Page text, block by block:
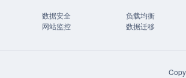
数据安全 负载均衡
网站监控
数据迁移